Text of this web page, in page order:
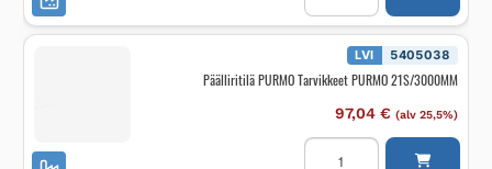
PURMO
22/
900MM
määrä
LVI 5405038
Päälliritilä PURMO Tarvikkeet PURMO 21S/3000MM
97,04 € (alv 25,5%)
Päälliritilä
PURMO